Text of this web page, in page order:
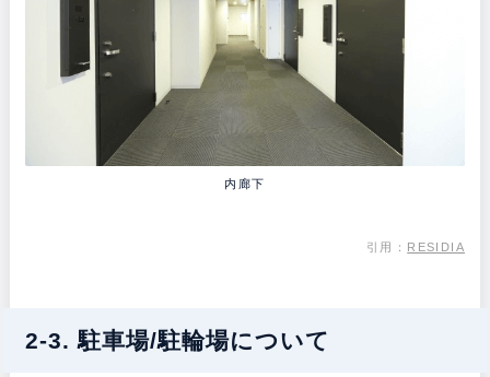
内廊下
引用： RESIDIA
2-3. 駐車場/駐輪場について